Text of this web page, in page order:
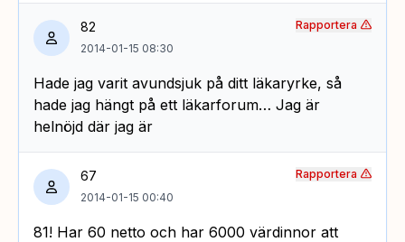
82
2014-01-15 08:30
Hade jag varit avundsjuk på ditt läkaryrke, så
hade jag hängt på ett läkarforum… Jag är
helnöjd där jag är
Rapportera
67
2014-01-15 00:40
81! Har 60 netto och har 6000 värdinnor att
Rapportera